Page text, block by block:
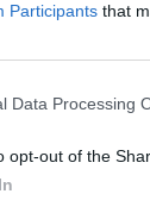
Participants that
Data Processing
opt-out of the